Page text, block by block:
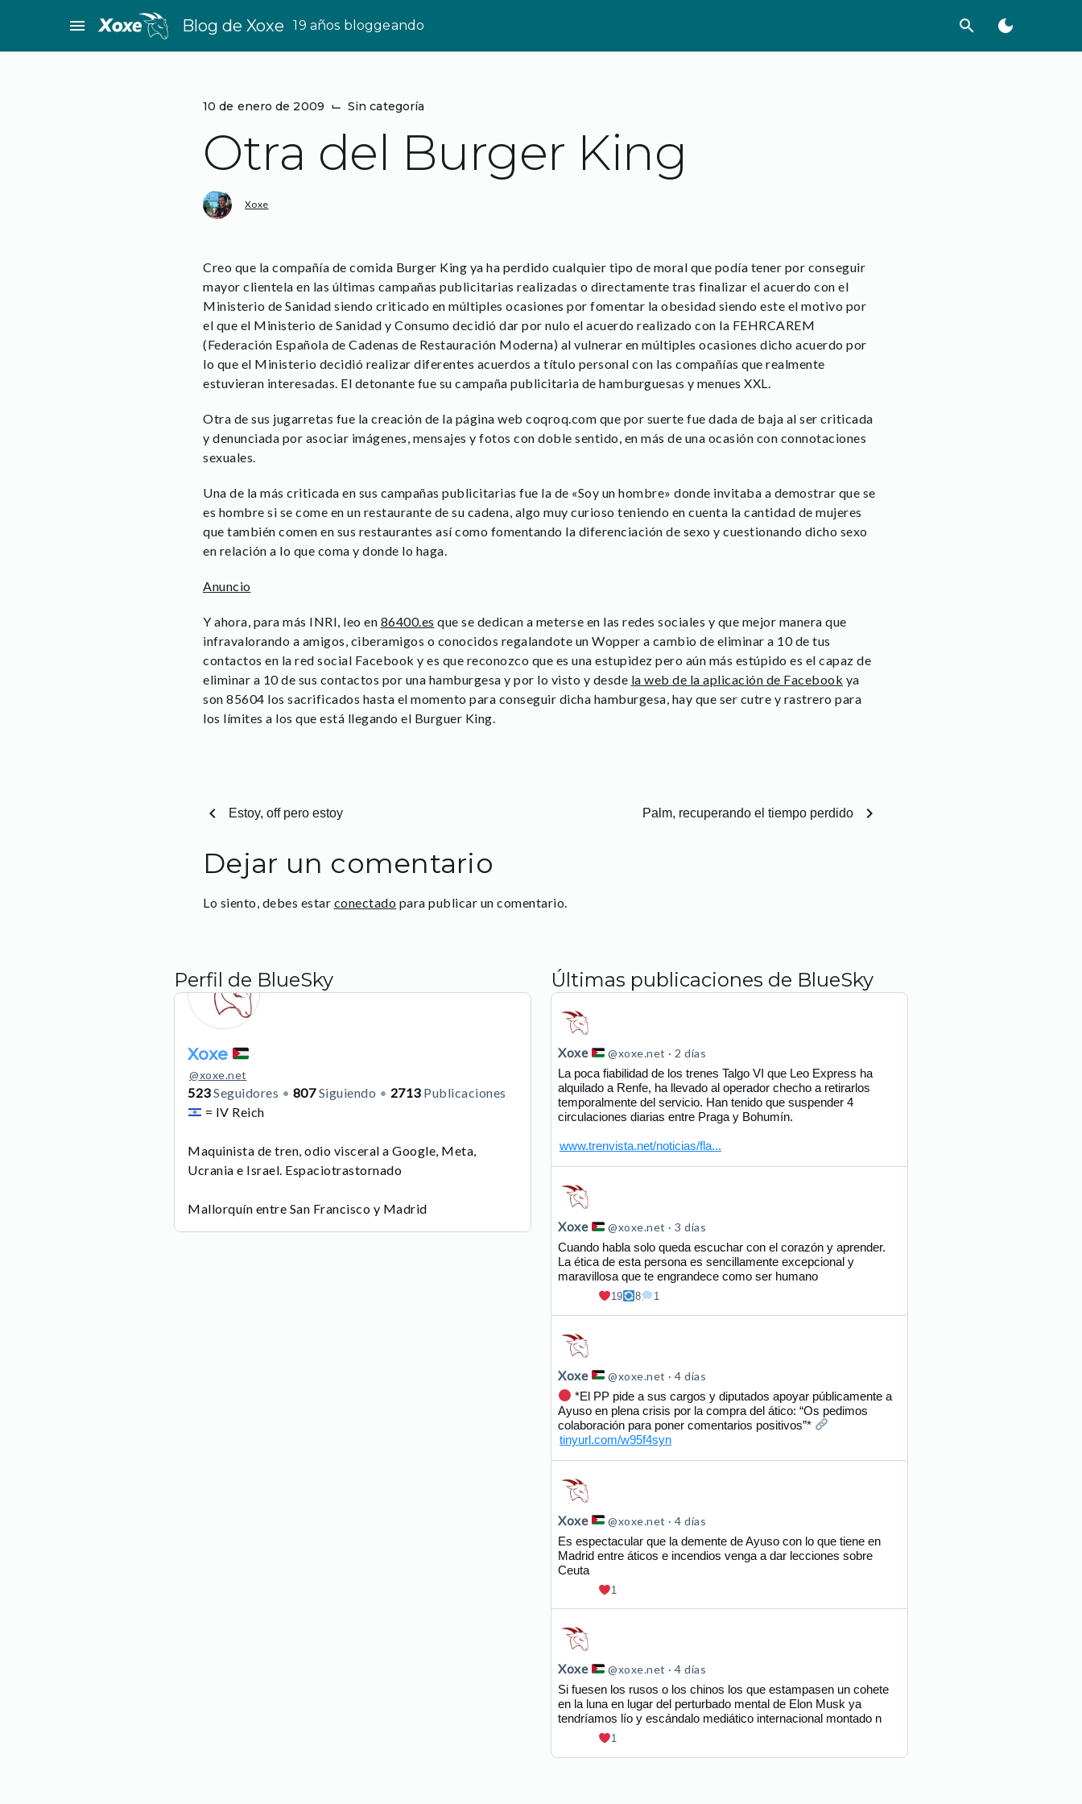
menu Blog de Xoxe 19 años bloggeando search dark_mode
10 de enero de 2009 ⌙ Sin categoría
Otra del Burger King
Xoxe
Creo que la compañía de comida Burger King ya ha perdido cualquier tipo de moral que podía tener por conseguir
mayor clientela en las últimas campañas publicitarias realizadas o directamente tras finalizar el acuerdo con el
Ministerio de Sanidad siendo criticado en múltiples ocasiones por fomentar la obesidad siendo este el motivo por
el que el Ministerio de Sanidad y Consumo decidió dar por nulo el acuerdo realizado con la FEHRCAREM
(Federación Española de Cadenas de Restauración Moderna) al vulnerar en múltiples ocasiones dicho acuerdo por
lo que el Ministerio decidió realizar diferentes acuerdos a título personal con las compañías que realmente
estuvieran interesadas. El detonante fue su campaña publicitaria de hamburguesas y menues XXL.
Otra de sus jugarretas fue la creación de la página web coqroq.com que por suerte fue dada de baja al ser criticada
y denunciada por asociar imágenes, mensajes y fotos con doble sentido, en más de una ocasión con connotaciones
sexuales.
Una de la más criticada en sus campañas publicitarias fue la de «Soy un hombre» donde invitaba a demostrar que se
es hombre si se come en un restaurante de su cadena, algo muy curioso teniendo en cuenta la cantidad de mujeres
que también comen en sus restaurantes así como fomentando la diferenciación de sexo y cuestionando dicho sexo
en relación a lo que coma y donde lo haga.
Anuncio
Y ahora, para más INRI, leo en 86400.es que se dedican a meterse en las redes sociales y que mejor manera que
infravalorando a amigos, ciberamigos o conocidos regalandote un Wopper a cambio de eliminar a 10 de tus
contactos en la red social Facebook y es que reconozco que es una estupidez pero aún más estúpido es el capaz de
eliminar a 10 de sus contactos por una hamburgesa y por lo visto y desde la web de la aplicación de Facebook ya
son 85604 los sacrificados hasta el momento para conseguir dicha hamburgesa, hay que ser cutre y rastrero para
los límites a los que está llegando el Burguer King.
chevron_left Estoy, off pero estoy Palm, recuperando el tiempo perdido chevron_right
Dejar un comentario
Lo siento, debes estar conectado para publicar un comentario.
Perfil de BlueSky
Xoxe
@xoxe.net
523Seguidores 807Siguiendo 2713Publicaciones
= IV Reich
Maquinista de tren, odio visceral a Google, Meta,
Ucrania e Israel. Espaciotrastornado
Mallorquín entre San Francisco y Madrid
Últimas publicaciones de BlueSky
Ver
publicación
de
Xoxe
en
Bluesky
Xoxe @xoxe.net
2 días
La poca fiabilidad de los trenes Talgo VI que Leo Express ha
alquilado a Renfe, ha llevado al operador checho a retirarlos
temporalmente del servicio. Han tenido que suspender 4
circulaciones diarias entre Praga y Bohumín.
www.trenvista.net/noticias/fla...
Ver
publicación
de
Xoxe
en
Bluesky
Xoxe @xoxe.net
3 días
Cuando habla solo queda escuchar con el corazón y aprender.
La ética de esta persona es sencillamente excepcional y
maravillosa que te engrandece como ser humano
19 8 1
Ver
publicación
de
Xoxe
en
Bluesky
Xoxe @xoxe.net
4 días
*El PP pide a sus cargos y diputados apoyar públicamente a
Ayuso en plena crisis por la compra del ático: “Os pedimos
colaboración para poner comentarios positivos”*
tinyurl.com/w95f4syn
Ver
publicación
de
Xoxe
en
Bluesky
Xoxe @xoxe.net
4 días
Es espectacular que la demente de Ayuso con lo que tiene en
Madrid entre áticos e incendios venga a dar lecciones sobre
Ceuta
1
Ver
publicación
de
Xoxe
en
Bluesky
Xoxe @xoxe.net
4 días
Si fuesen los rusos o los chinos los que estampasen un cohete
en la luna en lugar del perturbado mental de Elon Musk ya
tendríamos lío y escándalo mediático internacional montado n
1